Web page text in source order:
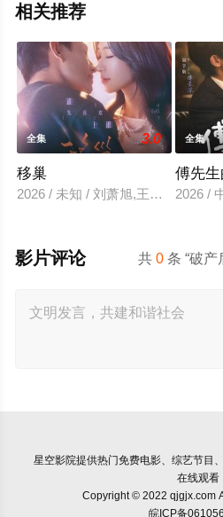
相关推荐
全集 3.0
移巢
2026 / 未知 / 刘萧旭,王格格
全集
傅先
2026 /
共0 条 “破
影片评论
星空影院提供热门免费电影、综艺节目
在线观看
Copyright © 2022 qjgjx.com
皖ICP备